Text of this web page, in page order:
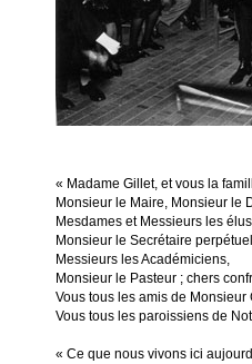
« Madame Gillet, et vous la
Monsieur le Maire, Monsieur le
Mesdames et Messieurs les
Monsieur le Secrétaire
Messieurs les Académiciens,
Monsieur le Pasteur ; chers
Vous tous les amis de Monsieur
Vous tous les paroissiens de
« Ce que nous vivons ici